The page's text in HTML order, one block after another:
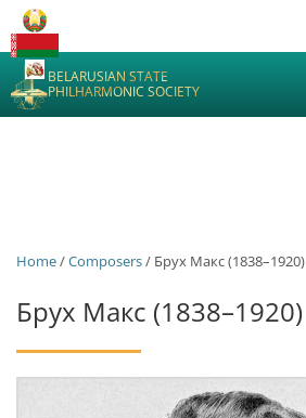
BELARUSIAN STATE
PHILHARMONIC SOCIETY
Home/Composers/ Брух Макс (1838–1920)
Брух Макс (1838–1920)